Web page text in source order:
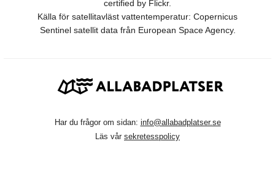
certified by Flickr.
Källa för satellitavläst vattentemperatur: Copernicus
Sentinel satellit data från European Space Agency.
Har du frågor om sidan: info@allabadplatser.se
Läs vår sekretesspolicy